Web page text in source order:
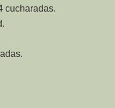
cucharadas.